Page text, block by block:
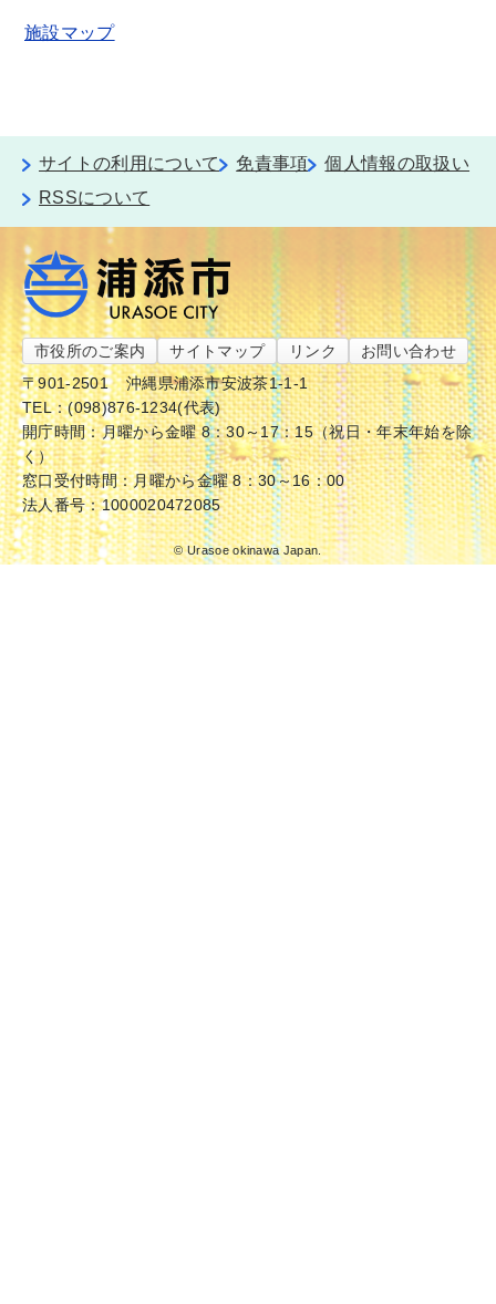
施設マップ
サイトの利用について 免責事項
個人情報の取扱い
RSSについて
市役所のご案内 サイトマップ リンク
お問い合わせ
〒901-2501
沖縄県浦添市安波茶1-1-1
TEL：(098)876-1234(代表)
開庁時間：月曜から金曜 8：30～17：15（祝日・年末年始を除
く）
窓口受付時間：月曜から金曜 8：30～16：00
法人番号：1000020472085
© Urasoe okinawa Japan.